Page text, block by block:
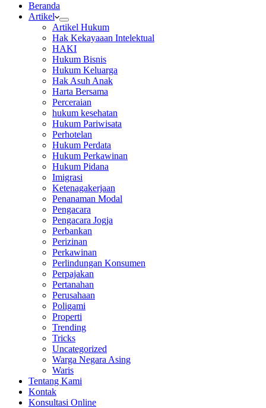
Beranda
Artikel
Artikel Hukum
Hak Kekayaaan Intelektual
HAKI
Hukum Bisnis
Hukum Keluarga
Hak Asuh Anak
Harta Bersama
Perceraian
hukum kesehatan
Hukum Pariwisata
Perhotelan
Hukum Perdata
Hukum Perkawinan
Hukum Pidana
Imigrasi
Ketenagakerjaan
Penanaman Modal
Pengacara
Pengacara Jogja
Perbankan
Perizinan
Perkawinan
Perlindungan Konsumen
Perpajakan
Pertanahan
Perusahaan
Poligami
Properti
Trending
Tricks
Uncategorized
Warga Negara Asing
Waris
Tentang Kami
Kontak
Konsultasi Online